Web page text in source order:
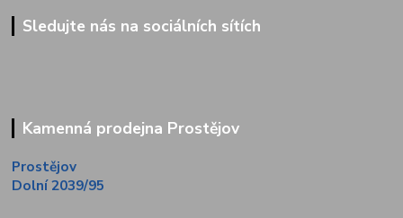
Sledujte nás na sociálních sítích
Kamenná prodejna Prostějov
Prostějov
Dolní 2039/95